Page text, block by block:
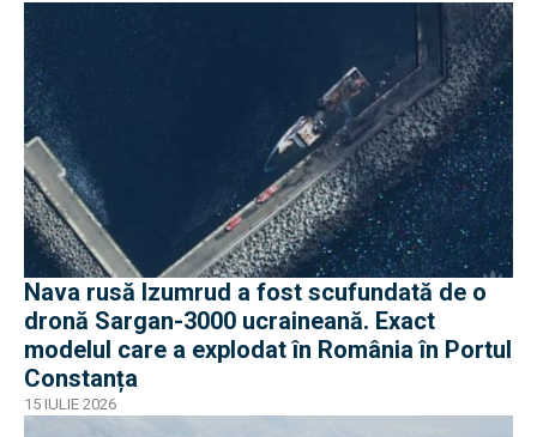
Nava rusă Izumrud a fost scufundată de o
dronă Sargan-3000 ucraineană. Exact
modelul care a explodat în România în Portul
Constanța
15 IULIE 2026